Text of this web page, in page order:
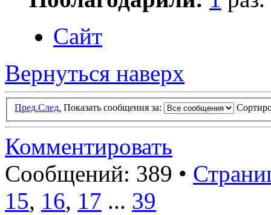
Сайт
Вернуться наверх
Пред.След. Показать сообщения за:
Комментировать
Сообщений: 389 •
15, 16, 17 ... 39